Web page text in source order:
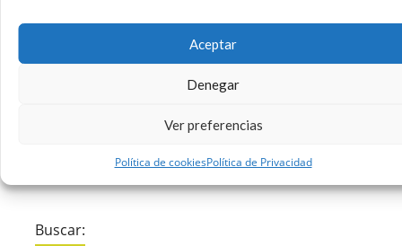
Aceptar
Denegar
Ver preferencias
Política de cookiesPolítica de Privacidad
cada vez más populares, ya que nos permiten
Buscar: